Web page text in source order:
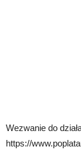
Wezwanie do
https://